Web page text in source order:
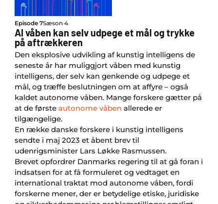
Episode 7Sæson 4
AI våben kan selv udpege et mål og trykke
på aftrækkeren
Den eksplosive udvikling af kunstig intelligens de
seneste år har muliggjort våben med kunstig
intelligens, der selv kan genkende og udpege et
mål, og træffe beslutningen om at affyre – også
kaldet autonome våben. Mange forskere gætter på
at de første autonome våben allerede er
tilgængelige.
En række danske forskere i kunstig intelligens
sendte i maj 2023 et åbent brev til
udenrigsminister Lars Løkke Rasmussen.
Brevet opfordrer Danmarks regering til at gå foran i
indsatsen for at få formuleret og vedtaget en
international traktat mod autonome våben, fordi
forskerne mener, der er betydelige etiske, juridiske